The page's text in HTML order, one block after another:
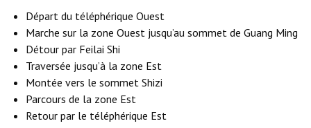
Départ du téléphérique Ouest
Marche sur la zone Ouest jusqu’au sommet de Guang Ming
Détour par Feilai Shi
Traversée jusqu’à la zone Est
Montée vers le sommet Shizi
Parcours de la zone Est
Retour par le téléphérique Est